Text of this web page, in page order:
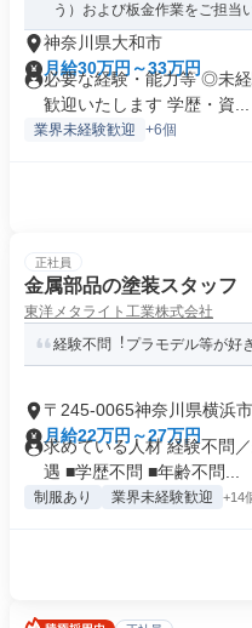
う）および板金作業をご担当
神奈川県大和市
月給30万円～33万円
必要な経験・能力等 ◎未
歓迎いたします 学歴・資...
業界未経験歓迎 +6個
正社員
⾦属部品の塗装スタッフ
東洋メタライト工業株式会社
経験不問︕プラモデル等が好
〒245-0065神奈川県横浜
月給22万円～27万円
求めている人材 経験不問
遇 ■学歴不問 ■年齢不問...
制服あり 業界未経験歓迎 +14